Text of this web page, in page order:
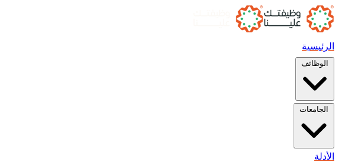
الرئيسية
الوظائف
الجامعات
الأدلة